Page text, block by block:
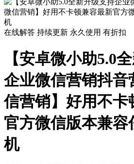
在线解答 持续更新 永久使用 有折扣
【安卓微小助5.0
企业微信营销抖音
信营销】好用不卡
官方微信版本兼容
机